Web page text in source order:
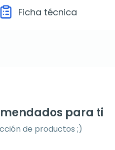
Ficha técnica
para ti
de productos ;)